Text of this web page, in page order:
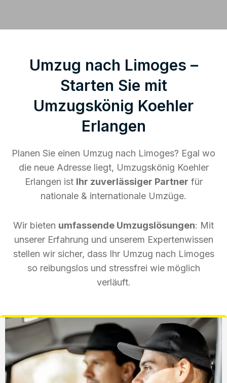
Umzug nach Limoges –
Starten Sie mit
Umzugskönig Koehler
Erlangen
Planen Sie einen Umzug nach Limoges? Egal wo
die neue Adresse liegt, Umzugskönig Koehler
Erlangen ist Ihr zuverlässiger Partner für
nationale & internationale Umzüge.
Wir bieten umfassende Umzugslösungen: Mit
unserer Erfahrung und unserem Expertenwissen
stellen wir sicher, dass Ihr Umzug nach Limoges
so reibungslos und stressfrei wie möglich
verläuft.